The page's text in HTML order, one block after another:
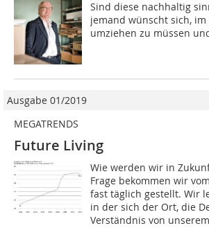
Sind diese nachhaltig
jemand wünscht sich,
umziehen zu müssen
Ausgabe 01/2019
MEGATRENDS
Future Living
Wie werden wir in
Frage bekommen wir
fast täglich gestellt. Wir
in der sich der Ort, die
Verständnis von